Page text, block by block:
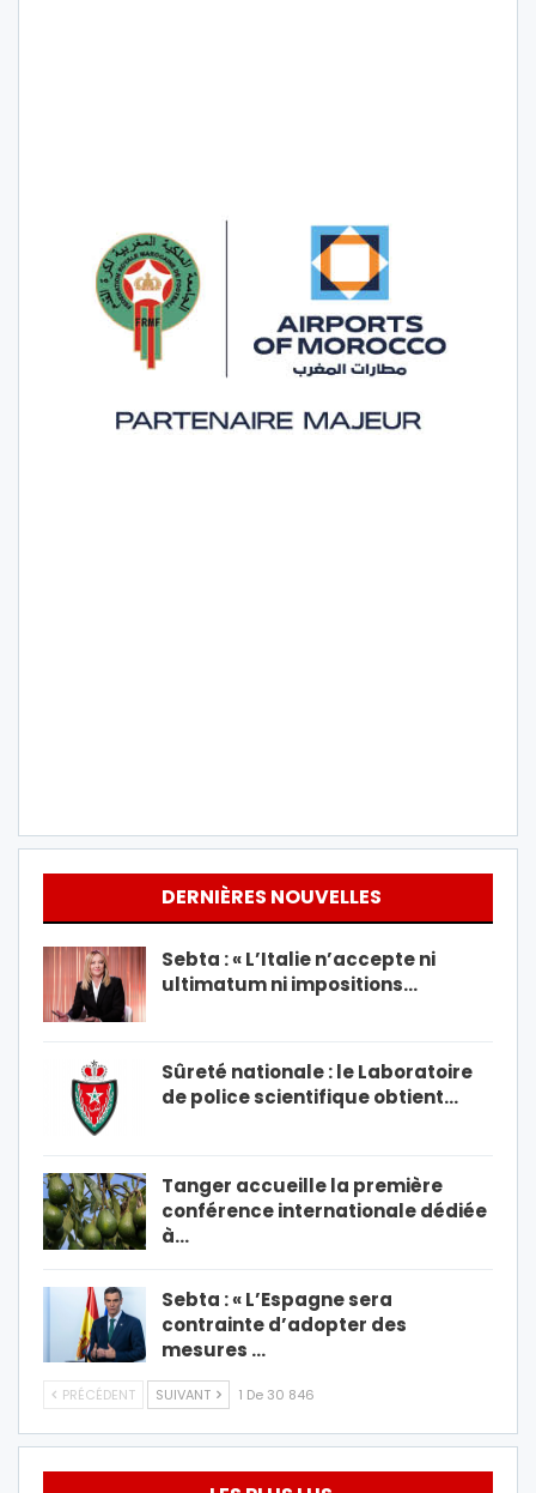
DERNIÈRES NOUVELLES
Sebta : « L’Italie n’accepte ni
ultimatum ni impositions…
Sûreté nationale : le Laboratoire
de police scientifique obtient…
Tanger accueille la première
conférence internationale dédiée
à…
Sebta : « L’Espagne sera
contrainte d’adopter des
mesures …
PRÉCÉDENT SUIVANT 1 De 30 846